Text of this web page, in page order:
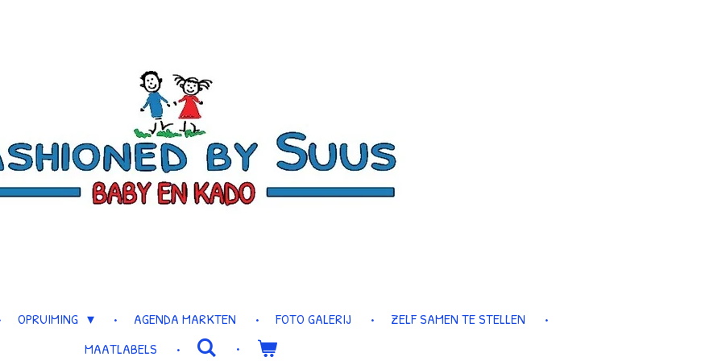
OPRUIMING AGENDA MARKTEN FOTO GALERIJ
ZELF SAMEN TE STELLEN
MAATLABELS